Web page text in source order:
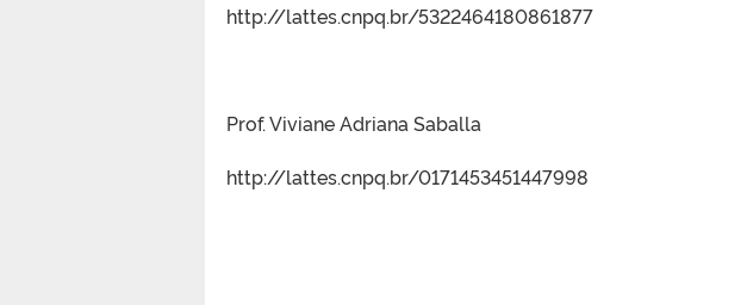
http://lattes.cnpq.br/5322464180861877
Prof. Viviane Adriana Saballa
http://lattes.cnpq.br/0171453451447998